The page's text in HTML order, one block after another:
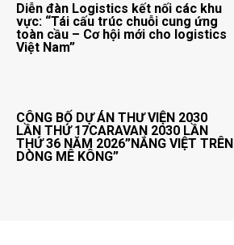
Diễn đàn Logistics kết nối các khu
vực: “Tái cấu trúc chuỗi cung ứng
toàn cầu – Cơ hội mới cho logistics
Việt Nam”
CÔNG BỐ DỰ ÁN THƯ VIỆN 2030
LẦN THỨ 17CARAVAN 2030 LẦN
THỨ 36 NĂM 2026”NẮNG VIỆT TRÊN
DÒNG MÊ KÔNG”